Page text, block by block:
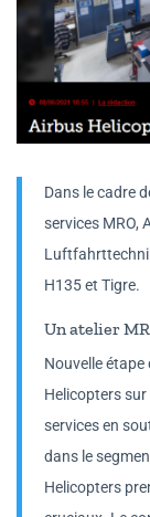
Dans le cadre
services MRO,
H135 et Tigre.
Un atelier
Nouvelle étape
Helicopters sur
services en
dans le
Helicopters